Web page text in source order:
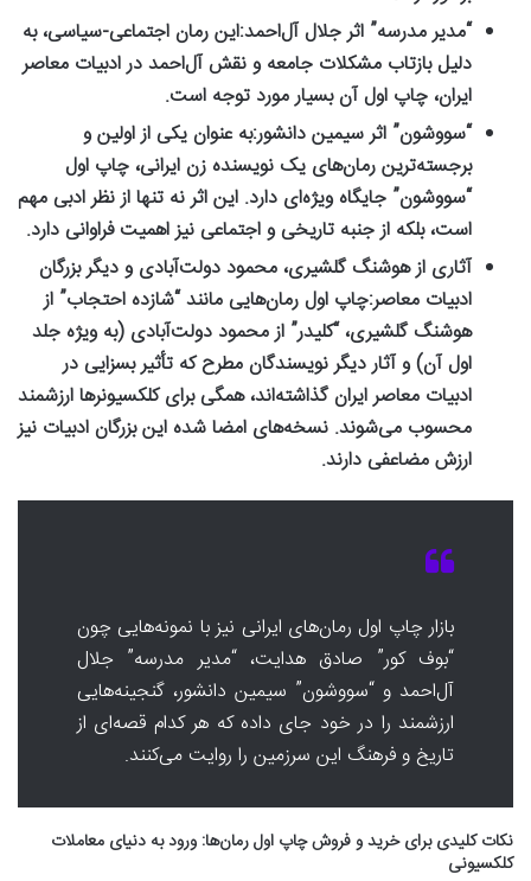
“مدیر مدرسه” اثر جلال آل‌احمد:این رمان اجتماعی-سیاسی، به
دلیل بازتاب مشکلات جامعه و نقش آل‌احمد در ادبیات معاصر
ایران، چاپ اول آن بسیار مورد توجه است.
“سووشون” اثر سیمین دانشور:به عنوان یکی از اولین و
برجسته‌ترین رمان‌های یک نویسنده زن ایرانی، چاپ اول
“سووشون” جایگاه ویژه‌ای دارد. این اثر نه تنها از نظر ادبی مهم
است، بلکه از جنبه تاریخی و اجتماعی نیز اهمیت فراوانی دارد.
آثاری از هوشنگ گلشیری، محمود دولت‌آبادی و دیگر بزرگان
ادبیات معاصر:چاپ اول رمان‌هایی مانند “شازده احتجاب” از
هوشنگ گلشیری، “کلیدر” از محمود دولت‌آبادی (به ویژه جلد
اول آن) و آثار دیگر نویسندگان مطرح که تأثیر بسزایی در
ادبیات معاصر ایران گذاشته‌اند، همگی برای کلکسیونرها ارزشمند
محسوب می‌شوند. نسخه‌های امضا شده این بزرگان ادبیات نیز
ارزش مضاعفی دارند.
بازار چاپ اول رمان‌های ایرانی نیز با نمونه‌هایی چون
“بوف کور” صادق هدایت، “مدیر مدرسه” جلال
آل‌احمد و “سووشون” سیمین دانشور، گنجینه‌هایی
ارزشمند را در خود جای داده که هر کدام قصه‌ای از
تاریخ و فرهنگ این سرزمین را روایت می‌کنند.
نکات کلیدی برای خرید و فروش چاپ اول رمان‌ها: ورود به دنیای معاملات
کلکسیونی